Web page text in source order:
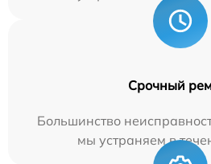
Срочный
Большинство
мы устраняем в